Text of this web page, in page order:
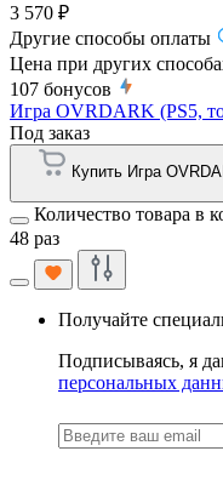
3 570 ₽
Другие способы оплаты
Цена при других
107 бонусов
Игра OVRDARK (PS5,
Под заказ
Купить Игра
Количество товара в
48 раз
Получайте
Подписываясь, я
персональных